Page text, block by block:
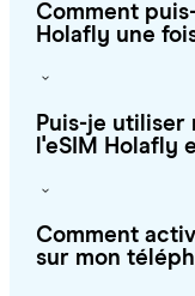
Comment
Holafly une
Puis-je utiliser
l'eSIM Holafly
Comment
sur mon